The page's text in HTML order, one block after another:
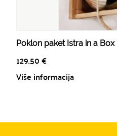
Poklon paket Istra in a Box
129.50€
Više informacija